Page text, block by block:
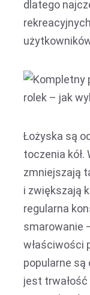
dlatego
Łożyska są
toczenia kół.
zmniejszają
i zwiększają
regularna
smarowanie
właściwości
popularne są
jest